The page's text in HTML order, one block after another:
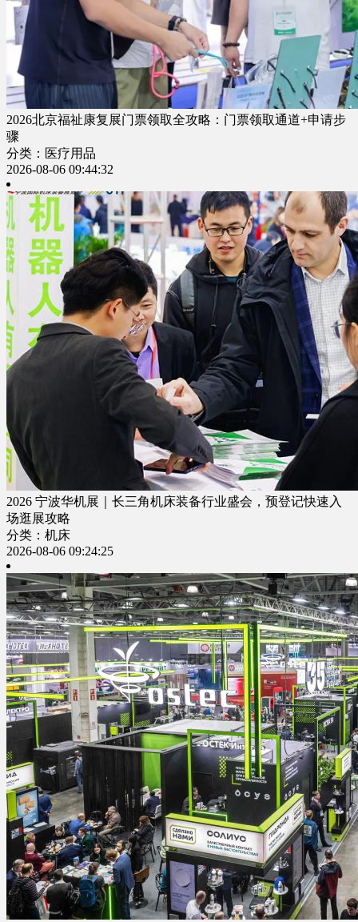
2026北京福祉康复展门票领取全攻略：门票领取通道+申请步
骤
分类：医疗用品
2026-08-06 09:44:32
2026 宁波华机展｜长三角机床装备行业盛会，预登记快速入
场逛展攻略
分类：机床
2026-08-06 09:24:25